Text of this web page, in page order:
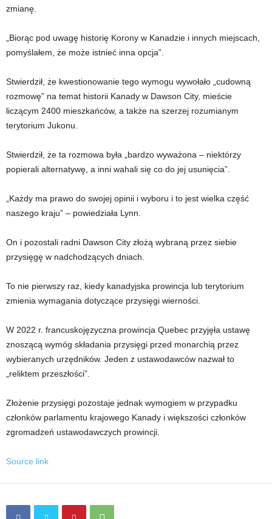
zmianę.
„Biorąc pod uwagę historię Korony w Kanadzie i innych miejscach,
pomyślałem, że może istnieć inna opcja”.
Stwierdził, że kwestionowanie tego wymogu wywołało „cudowną
rozmowę” na temat historii Kanady w Dawson City, mieście
liczącym 2400 mieszkańców, a także na szerzej rozumianym
terytorium Jukonu.
Stwierdził, że ta rozmowa była „bardzo wyważona – niektórzy
popierali alternatywę, a inni wahali się co do jej usunięcia”.
„Każdy ma prawo do swojej opinii i wyboru i to jest wielka część
naszego kraju” – powiedziała Lynn.
On i pozostali radni Dawson City złożą wybraną przez siebie
przysięgę w nadchodzących dniach.
To nie pierwszy raz, kiedy kanadyjska prowincja lub terytorium
zmienia wymagania dotyczące przysięgi wierności.
W 2022 r. francuskojęzyczna prowincja Quebec przyjęła ustawę
znoszącą wymóg składania przysięgi przed monarchią przez
wybieranych urzędników. Jeden z ustawodawców nazwał to
„reliktem przeszłości”.
Złożenie przysięgi pozostaje jednak wymogiem w przypadku
członków parlamentu krajowego Kanady i większości członków
zgromadzeń ustawodawczych prowincji.
Source link